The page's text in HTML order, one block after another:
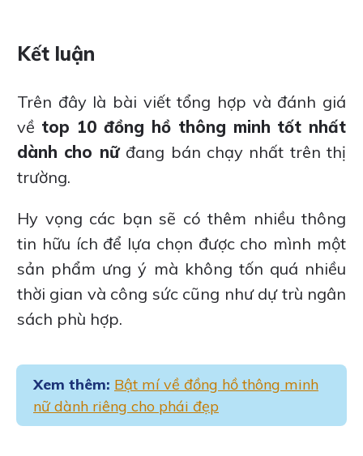
Kết luận
Trên đây là bài viết tổng hợp và đánh giá
về top 10 đồng hồ thông minh tốt nhất
dành cho nữđang bán chạy nhất trên thị
trường.
Hy vọng các bạn sẽ có thêm nhiều thông
tin hữu ích để lựa chọn được cho mình một
sản phẩm ưng ý mà không tốn quá nhiều
thời gian và công sức cũng như dự trù ngân
sách phù hợp.
Xem thêm: Bật mí về đồng hồ thông minh
nữ dành riêng cho phái đẹp